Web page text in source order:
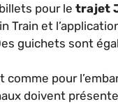
pour le trajet
Train et
guichets sont
comme pour
doivent